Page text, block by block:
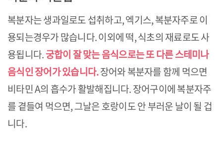
복분자는 생과일로도 섭취하고, 엑기스, 복분자주로 이
용되는경우가 많습니다. 이외에 떡, 식초의 재료로도 사
용됩니다.궁합이 잘 맞는 음식으로는 또 다른 스테미나
음식인 장어가 있습니다.장어와 복분자를 함께 먹으면
비타민 A의 흡수가 활발해집니다. 장어구이에 복분자주
를 곁들여 먹으면, 그날은 호랑이도 안 부러운 날이 될 겁
니다.